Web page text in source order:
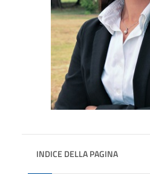
INDICE DELLA PAGINA